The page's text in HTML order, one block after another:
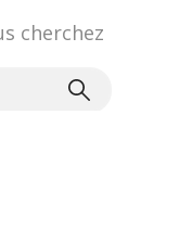
cherchez